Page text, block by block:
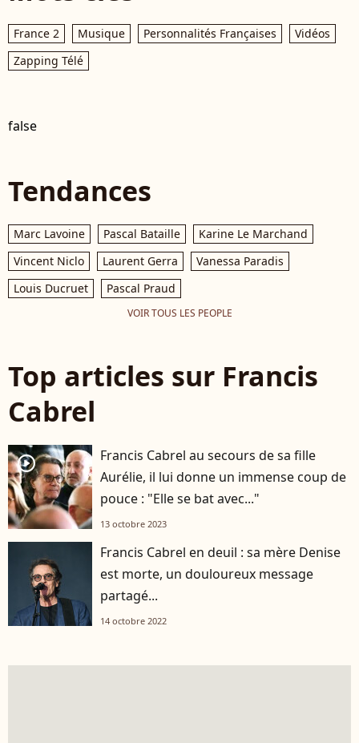
France 2 Musique Personnalités Françaises
Vidéos
Zapping Télé
false
Tendances
Marc Lavoine Pascal Bataille
Karine Le Marchand
Vincent Niclo
Laurent Gerra
Vanessa Paradis
Louis Ducruet
Pascal Praud
VOIR TOUS LES PEOPLE
Top articles sur Francis
Cabrel
player2
Francis Cabrel au secours de sa fille
Aurélie, il lui donne un immense coup de
pouce : "Elle se bat avec..."
13 octobre 2023
Francis Cabrel en deuil : sa mère Denise
est morte, un douloureux message
partagé...
14 octobre 2022